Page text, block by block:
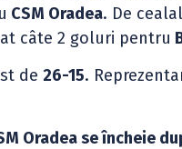
CSM Oradea. De
câte 2 goluri pentru
de 26-15.
Oradea se încheie